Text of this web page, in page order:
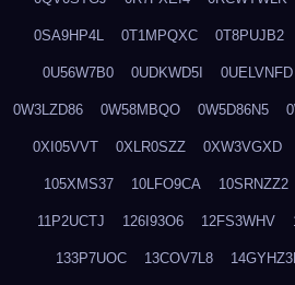
0SA9HP4L 0T1MPQXC 0T8PUJB2
0U56W7B0 0UDKWD5I 0UELVNFD
0W3LZD86 0W58MBQO 0W5D86N5
0XI05VVT 0XLR0SZZ 0XW3VGXD
105XMS37 10LFO9CA 10SRNZZ2
11P2UCTJ 126I93O6 12FS3WHV
133P7UOC 13COV7L8